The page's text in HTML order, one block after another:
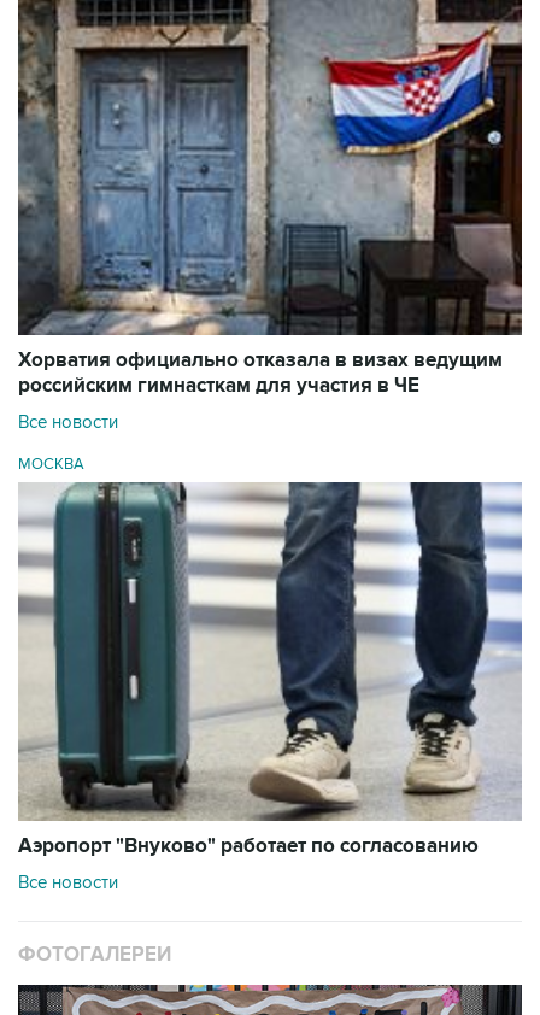
Хорватия официально отказала в визах ведущим
российским гимнасткам для участия в ЧЕ
Все новости
МОСКВА
Аэропорт "Внуково" работает по согласованию
Все новости
ФОТОГАЛЕРЕИ